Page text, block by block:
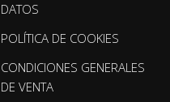
DATOS
POLÍTICA DE COOKIES
CONDICIONES GENERALES
DE VENTA